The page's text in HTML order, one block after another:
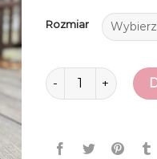
Rozmiar
ilość traperki